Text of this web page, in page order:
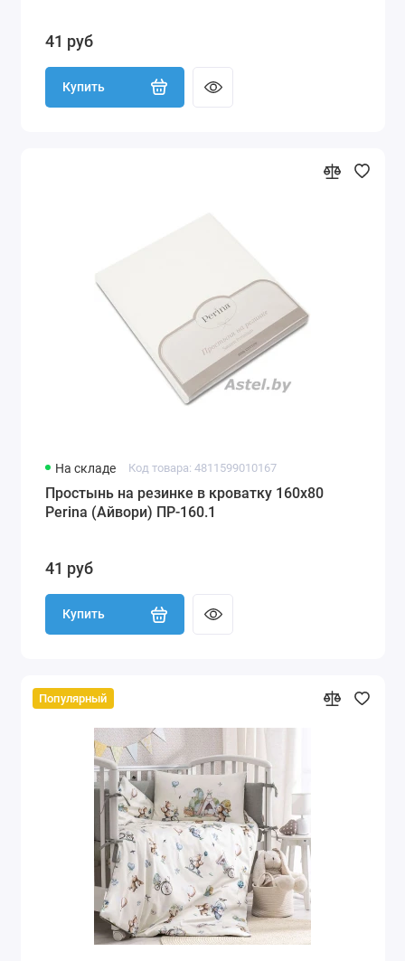
41 руб
Купить
На складе Код товара: 4811599010167
Простынь на резинке в кроватку 160х80
Perina (Айвори) ПР-160.1
41 руб
Купить
Популярный